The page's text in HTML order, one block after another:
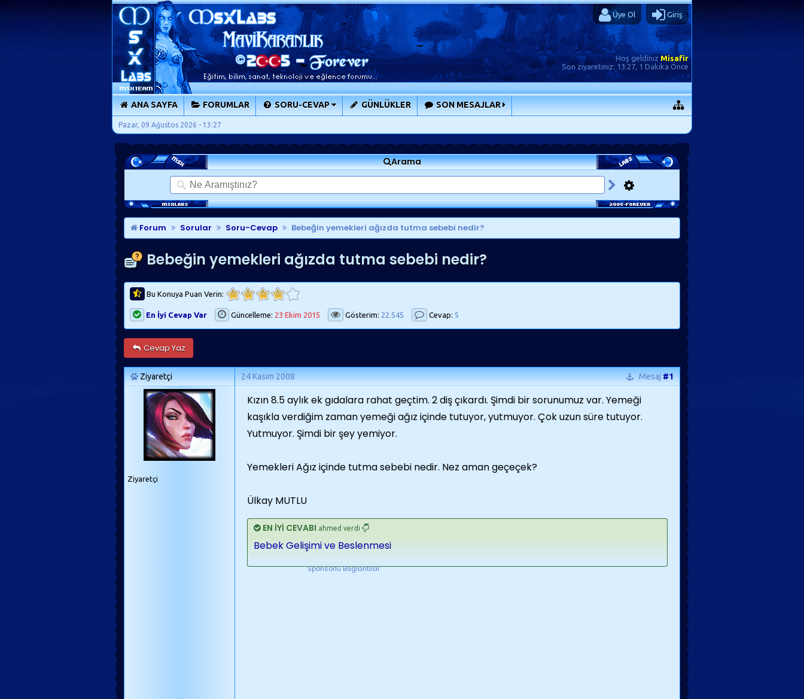
Üye Ol Giriş
Hoş geldiniz Misafir
Son ziyaretiniz:13:27, 1 Dakika Önce
ANA SAYFA FORUMLAR SORU-CEVAP GÜNLÜKLER SON MESAJLAR
Pazar, 09 Ağustos 2026 - 13:27
Arama
Forum Sorular Soru-Cevap Bebeğin yemekleri ağızda tutma sebebi nedir?
Bebeğin yemekleri ağızda tutma sebebi nedir?
Bu Konuya Puan Verin:
En İyi Cevap Var Güncelleme: 23 Ekim 2015 Gösterim: 22.545 Cevap: 5
Cevap Yaz
Ziyaretçi 24 Kasım 2008 Mesaj#1
Ziyaretçi
Kızın 8.5 aylık ek gıdalara rahat geçtim. 2 diş çıkardı. Şimdi bir sorunumuz var. Yemeği
kaşıkla verdiğim zaman yemeği ağız içinde tutuyor, yutmuyor. Çok uzun süre tutuyor.
Yutmuyor. Şimdi bir şey yemiyor.
Yemekleri Ağız içinde tutma sebebi nedir. Nez aman geçeçek?
Ülkay MUTLU
EN İYİ CEVABI ahmed verdi
Bebek Gelişimi ve Beslenmesi
Sponsorlu Baglantilar